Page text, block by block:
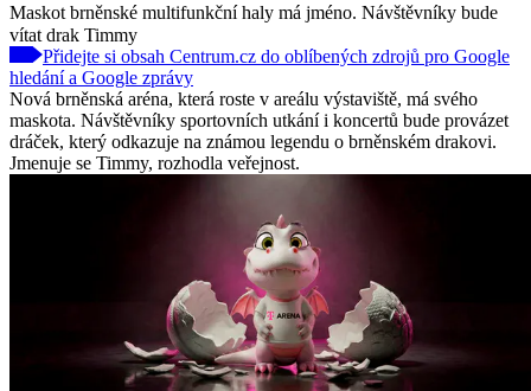
Maskot brněnské multifunkční haly má jméno. Návštěvníky bude
vítat drak Timmy
Přidejte si obsah Centrum.cz do oblíbených zdrojů pro Google
hledání a Google zprávy
Nová brněnská aréna, která roste v areálu výstaviště, má svého
maskota. Návštěvníky sportovních utkání i koncertů bude provázet
dráček, který odkazuje na známou legendu o brněnském drakovi.
Jmenuje se Timmy, rozhodla veřejnost.